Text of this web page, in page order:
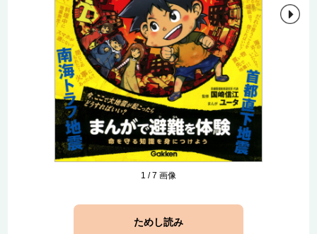
1 /7 画像
ためし読み